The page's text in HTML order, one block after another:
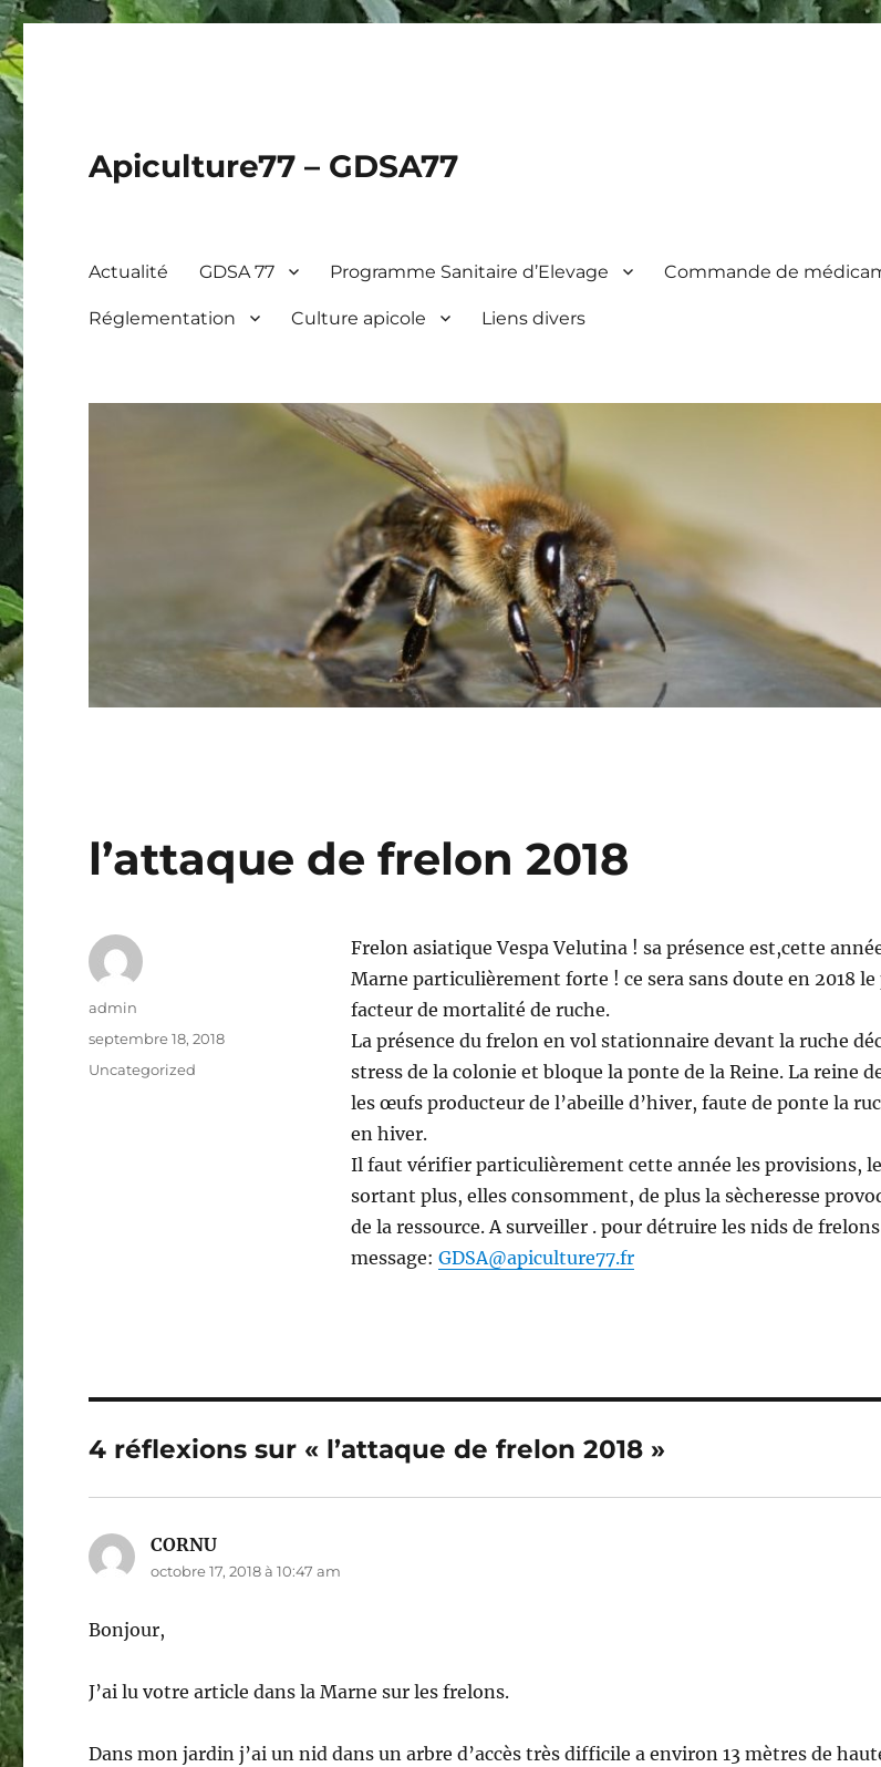
Apiculture77 – GDSA77
Actualité GDSA 77 Programme Sanitaire d’Elevage Commande de
Réglementation Culture apicole Liens divers
l’attaque de frelon 2018
Frelon asiatique Vespa Velutina ! sa présence est,cette
Marne particulièrement forte ! ce sera sans doute en 2018
facteur de mortalité de ruche.
La présence du frelon en vol stationnaire devant la ruche
stress de la colonie et bloque la ponte de la Reine. La reine
les œufs producteur de l’abeille d’hiver, faute de ponte la
en hiver.
Il faut vérifier particulièrement cette année les provisions,
sortant plus, elles consomment, de plus la sècheresse
de la ressource. A surveiller . pour détruire les nids de
message: GDSA@apiculture77.fr
Auteur
admin
Publié
septembre 18, 2018
Catégories
Uncategorized
4 réflexions sur « l’attaque de frelon 2018 »
CORNU
octobre 17, 2018 à 10:47 am
Bonjour,
J’ai lu votre article dans la Marne sur les frelons.
Dans mon jardin j’ai un nid dans un arbre d’accès très difficile a environ 13 mètres de